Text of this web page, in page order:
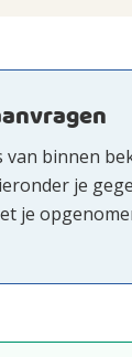
binnen
je
je